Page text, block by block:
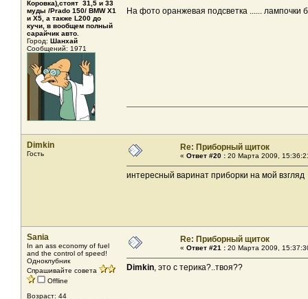
Коровка),стоят 31,5 и 33
муды /Prado 150/ BMW X1
и X5, а также L200 до
кучи, в вообщем полный
сарайчик авто.
Город: Шанхай
Сообщений: 1971
На фото оранжевая подсветка ...... лампочки
Dimkin
Гость
Re: Приборный щиток
« Ответ #20 : 20 Марта 2009,
интересный варинат приборки на мой взгляд
Sania
In an ass economy of fuel
and the control of speed!
Одноклубник
Спрашивайте совета
Offline
Возраст: 44
Re: Приборный щиток
« Ответ #21 : 20 Марта 2009,
Dimkin, это с терика?..твоя??